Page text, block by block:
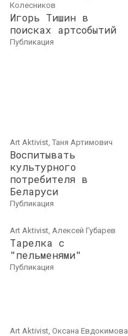
Колесников
Игорь Тишин в
поисках артсобытий
публикация
Art Aktivist, Таня Артимович
Воспитывать
культурного
потребителя в
Беларуси
публикация
Art Aktivist, Алексей Губарев
Тарелка с
"пельменями"
публикация
Art Aktivist, Оксана Евдокимова